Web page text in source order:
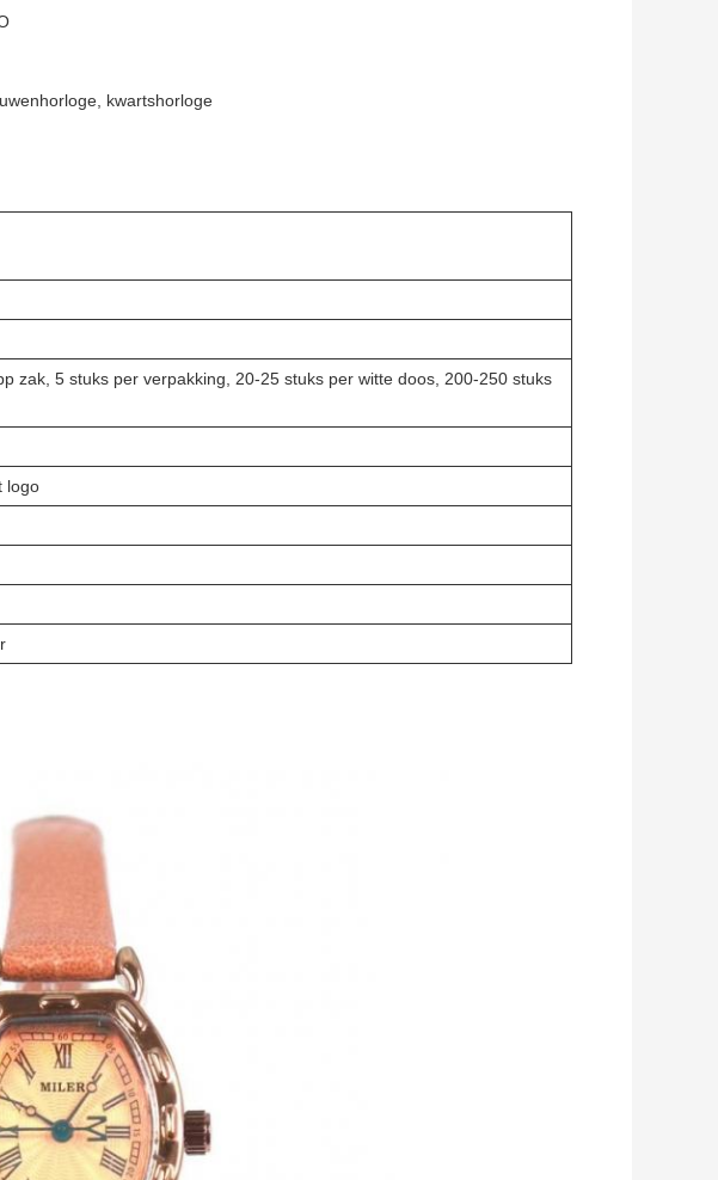
kwartshorloge
zak, 5 stuks per verpakking, 20-25 stuks per witte doos, 200-250 stuks
logo